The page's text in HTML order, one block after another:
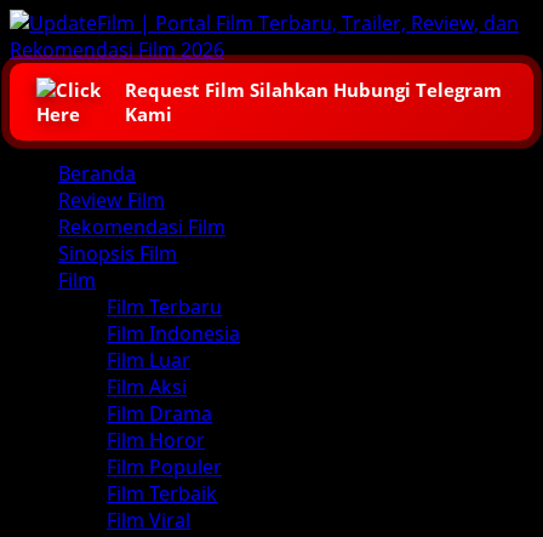
Skip
to
content
Request Film Silahkan Hubungi Telegram
Kami
Primary
Menu
Beranda
Review Film
Rekomendasi Film
Sinopsis Film
Film
Film Terbaru
Film Indonesia
Film Luar
Film Aksi
Film Drama
Film Horor
Film Populer
Film Terbaik
Film Viral